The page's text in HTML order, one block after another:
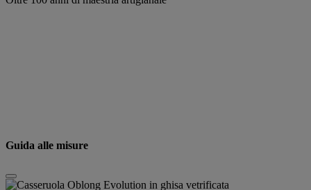
Guida alle misure